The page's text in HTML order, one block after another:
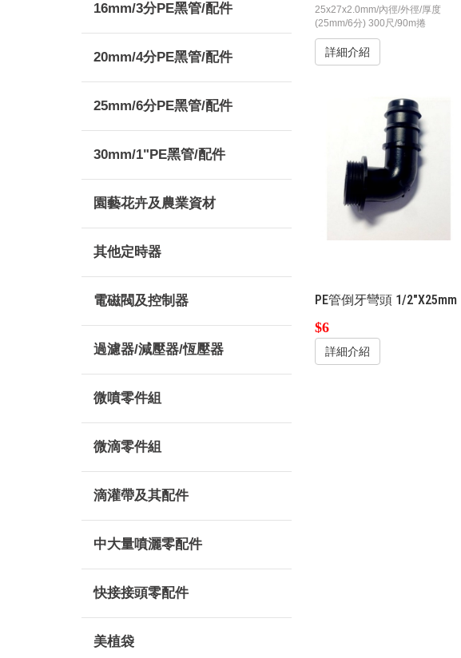
16mm/3分PE黑管/配件
20mm/4分PE黑管/配件
25mm/6分PE黑管/配件
30mm/1"PE黑管/配件
園藝花卉及農業資材
其他定時器
電磁閥及控制器
過濾器/減壓器/恆壓器
微噴零件組
微滴零件組
滴灌帶及其配件
中大量噴灑零配件
快接接頭零配件
美植袋
25x27x2.0mm/內徑/外徑/厚度
(25mm/6分) 300尺/90m捲
詳細介紹
PE管倒牙彎頭 1/2"X25mm
$6
詳細介紹